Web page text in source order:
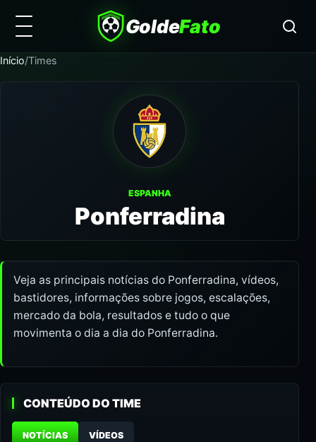
GoldeFato
Início/Times
ESPANHA
Ponferradina
Veja as principais notícias do Ponferradina, vídeos,
bastidores, informações sobre jogos, escalações,
mercado da bola, resultados e tudo o que
movimenta o dia a dia do Ponferradina.
CONTEÚDO DO TIME
NOTÍCIAS VÍDEOS